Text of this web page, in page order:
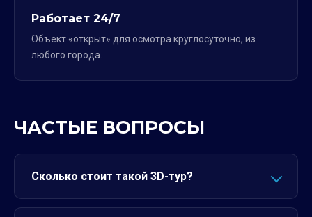
Работает 24/7
Объект «открыт» для осмотра круглосуточно, из
любого города.
ЧАСТЫЕ ВОПРОСЫ
Сколько стоит такой 3D-тур?